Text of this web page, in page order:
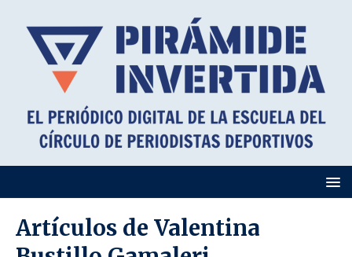
Artículos de Valentina